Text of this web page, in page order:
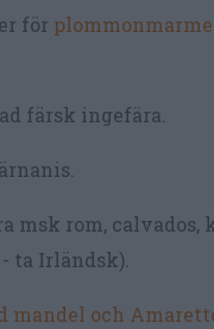
för
färsk ingefära.
msk rom, calvados,
ta Irländsk).
mandel och